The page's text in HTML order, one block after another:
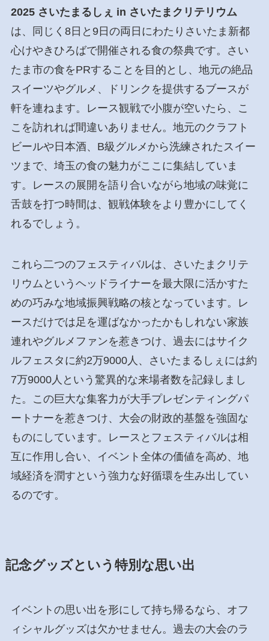
2025 さいたまるしぇ in さいたまクリテリウム
は、同じく8日と9日の両日にわたりさいたま新都
心けやきひろばで開催される食の祭典です。さい
たま市の食をPRすることを目的とし、地元の絶品
スイーツやグルメ、ドリンクを提供するブースが
軒を連ねます。レース観戦で小腹が空いたら、こ
こを訪れれば間違いありません。地元のクラフト
ビールや日本酒、B級グルメから洗練されたスイー
ツまで、埼玉の食の魅力がここに集結していま
す。レースの展開を語り合いながら地域の味覚に
舌鼓を打つ時間は、観戦体験をより豊かにしてく
れるでしょう。
これら二つのフェスティバルは、さいたまクリテ
リウムというヘッドライナーを最大限に活かすた
めの巧みな地域振興戦略の核となっています。レ
ースだけでは足を運ばなかったかもしれない家族
連れやグルメファンを惹きつけ、過去にはサイク
ルフェスタに約2万9000人、さいたまるしぇには約
7万9000人という驚異的な来場者数を記録しまし
た。この巨大な集客力が大手プレゼンティングパ
ートナーを惹きつけ、大会の財政的基盤を強固な
ものにしています。レースとフェスティバルは相
互に作用し合い、イベント全体の価値を高め、地
域経済を潤すという強力な好循環を生み出してい
るのです。
記念グッズという特別な思い出
イベントの思い出を形にして持ち帰るなら、オフ
ィシャルグッズは欠かせません。過去の大会のラ